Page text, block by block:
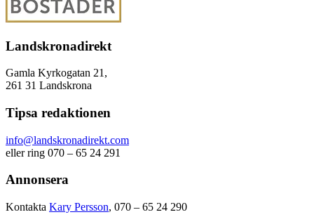
Landskronadirekt
Gamla Kyrkogatan 21,
261 31 Landskrona
Tipsa redaktionen
info@landskronadirekt.com
eller ring 070 – 65 24 291
Annonsera
Kontakta Kary Persson, 070 – 65 24 290